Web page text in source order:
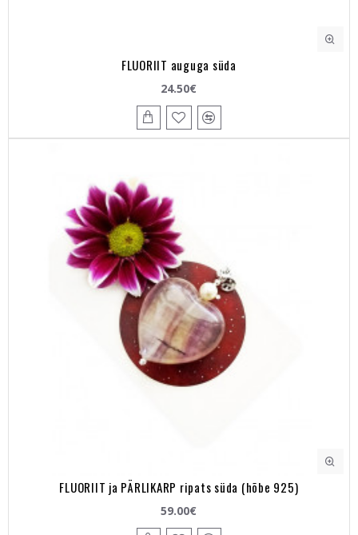
FLUORIIT auguga süda
24.50€
FLUORIIT ja PÄRLIKARP ripats süda (hõbe 925)
59.00€